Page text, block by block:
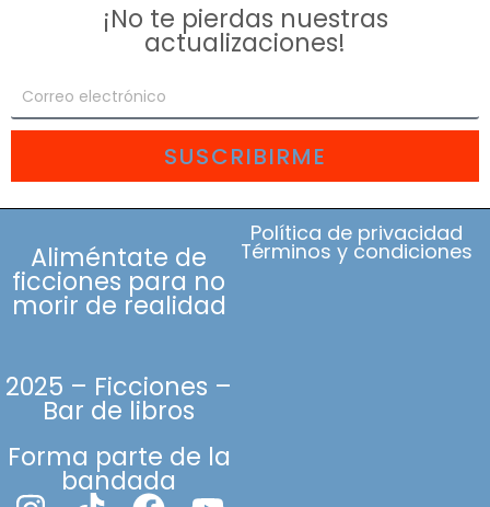
¡No te pierdas nuestras
actualizaciones!
SUSCRIBIRME
Aliméntate de
ficciones para no
morir de realidad
2025 – Ficciones –
Bar de libros
Forma parte de la
bandada
Política de privacidad
Términos y condiciones